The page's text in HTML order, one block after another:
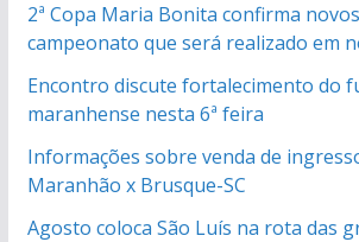
2ª Copa Maria Bonita confirma
campeonato que será realizado em
Encontro discute fortalecimento do
maranhense nesta 6ª feira
Informações sobre venda de
Maranhão x Brusque-SC
Agosto coloca São Luís na rota das